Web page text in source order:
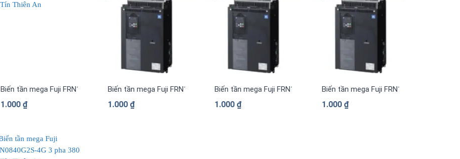
Biến tần mega Fuji FRN1480G2S-4G 3 pha 380 V
1.000 ₫
Biến tần mega Fuji FRN1385G2S-4G 3 pha 380 V
1.000 ₫
Biến tần mega Fuji FRN1169G2S-4G 3 pha 380 V
1.000 ₫
Biến tần mega Fuji FRN1039G2S-4G 3
1.000 ₫